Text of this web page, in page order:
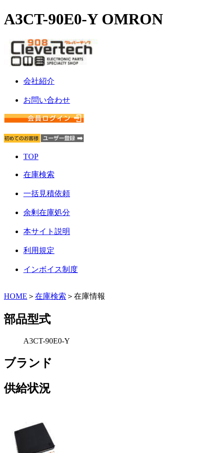
A3CT-90E0-Y OMRON
会社紹介
お問い合わせ
TOP
在庫検索
一括見積依頼
余剰在庫処分
本サイト説明
利用規定
インボイス制度
HOME ＞ 在庫検索 ＞在庫情報
部品型式
A3CT-90E0-Y
ブランド
供給状況